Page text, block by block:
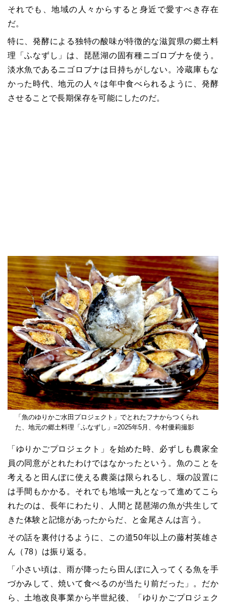
それでも、地域の人々からすると身近で愛すべき存在
だ。
特に、発酵による独特の酸味が特徴的な滋賀県の郷土料
理「ふなずし」は、琵琶湖の固有種ニゴロブナを使う。
淡水魚であるニゴロブナは日持ちがしない。冷蔵庫もな
かった時代、地元の人々は年中食べられるように、発酵
させることで長期保存を可能にしたのだ。
「魚のゆりかご水田プロジェクト」でとれたフナからつくられ
た、地元の郷土料理「ふなずし」=2025年5月、今村優莉撮影
「ゆりかごプロジェクト」を始めた時、必ずしも農家全
員の同意がとれたわけではなかったという。魚のことを
考えると田んぼに使える農薬は限られるし、堰の設置に
は手間もかかる。それでも地域一丸となって進めてこら
れたのは、長年にわたり、人間と琵琶湖の魚が共生して
きた体験と記憶があったからだ、と金尾さんは言う。
その話を裏付けるように、この道50年以上の藤村英雄さ
ん（78）は振り返る。
「小さい頃は、雨が降ったら田んぼに入ってくる魚を手
づかみして、焼いて食べるのが当たり前だった」。だか
ら、土地改良事業から半世紀後、「ゆりかごプロジェク